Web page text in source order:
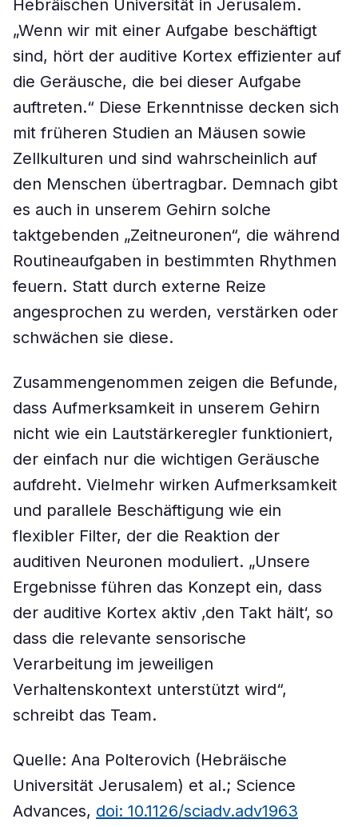
Hebräischen Universität in Jerusalem.
„Wenn wir mit einer Aufgabe beschäftigt
sind, hört der auditive Kortex effizienter auf
die Geräusche, die bei dieser Aufgabe
auftreten.“ Diese Erkenntnisse decken sich
mit früheren Studien an Mäusen sowie
Zellkulturen und sind wahrscheinlich auf
den Menschen übertragbar. Demnach gibt
es auch in unserem Gehirn solche
taktgebenden „Zeitneuronen“, die während
Routineaufgaben in bestimmten Rhythmen
feuern. Statt durch externe Reize
angesprochen zu werden, verstärken oder
schwächen sie diese.
Zusammengenommen zeigen die Befunde,
dass Aufmerksamkeit in unserem Gehirn
nicht wie ein Lautstärkeregler funktioniert,
der einfach nur die wichtigen Geräusche
aufdreht. Vielmehr wirken Aufmerksamkeit
und parallele Beschäftigung wie ein
flexibler Filter, der die Reaktion der
auditiven Neuronen moduliert. „Unsere
Ergebnisse führen das Konzept ein, dass
der auditive Kortex aktiv ‚den Takt hält‘, so
dass die relevante sensorische
Verarbeitung im jeweiligen
Verhaltenskontext unterstützt wird“,
schreibt das Team.
Quelle: Ana Polterovich (Hebräische
Universität Jerusalem) et al.; Science
Advances, doi: 10.1126/sciadv.adv1963